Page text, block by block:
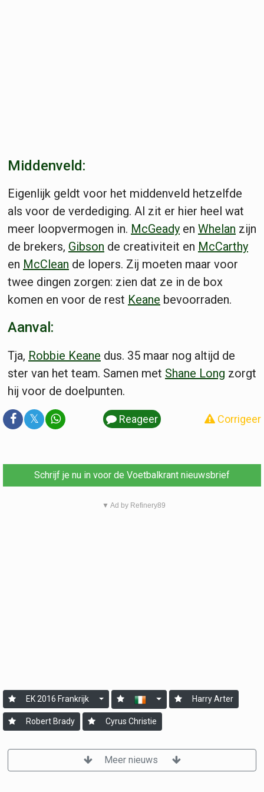
Middenveld:
Eigenlijk geldt voor het middenveld hetzelfde
als voor de verdediging. Al zit er hier heel wat
meer loopvermogen in. McGeady en Whelan zijn
de brekers, Gibson de creativiteit en McCarthy
en McClean de lopers. Zij moeten maar voor
twee dingen zorgen: zien dat ze in de box
komen en voor de rest Keane bevoorraden.
Aanval:
Tja, Robbie Keane dus. 35 maar nog altijd de
ster van het team. Samen met Shane Long zorgt
hij voor de doelpunten.
𝕏 Reageer Corrigeer
Schrijf je nu in voor de Voetbalkrant nieuwsbrief
▼ Ad by Refinery89
EK 2016 Frankrijk Harry Arter
Robert Brady Cyrus Christie
Meer nieuws